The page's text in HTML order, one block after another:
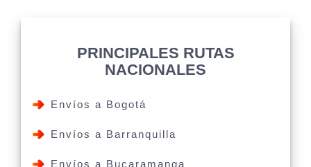
PRINCIPALES RUTAS
NACIONALES
Envíos a Bogotá
Envíos a Barranquilla
Envíos a Bucaramanga